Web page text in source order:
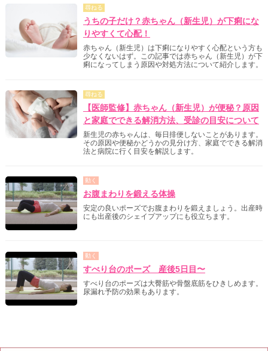
尋ねる
うちの子だけ？赤ちゃん（新生児）が下痢にな
りやすくて心配！
赤ちゃん（新生児）は下痢になりやすく心配という方も
少なくないはず。この記事では赤ちゃん（新生児）が下
痢になってしまう原因や対処方法について紹介します。
尋ねる
【医師監修】赤ちゃん（新生児）が便秘？原因
と家庭でできる解消方法、受診の目安について
新生児の赤ちゃんは、毎日排便しないことがあります。
その原因や便秘かどうかの見分け方、家庭でできる解消
法と病院に行く目安を解説します。
動く
お腹まわりを鍛える体操
安定の良いポーズでお腹まわりを鍛えましょう。出産時
にも出産後のシェイプアップにも役立ちます。
動く
すべり台のポーズ 産後5日目〜
すべり台のポーズは大臀筋や骨盤底筋をひきしめます。
尿漏れ予防の効果もあります。